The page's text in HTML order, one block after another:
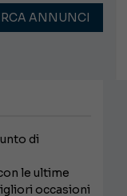
ANNUNCI
di
le ultime
occasioni